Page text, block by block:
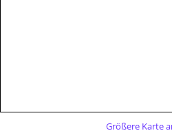
Größere Karte